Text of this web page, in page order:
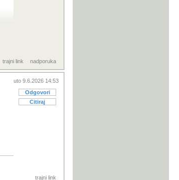
trajni link nadporuka
uto 9.6.2026 14:53
Odgovori
Citiraj
trajni link